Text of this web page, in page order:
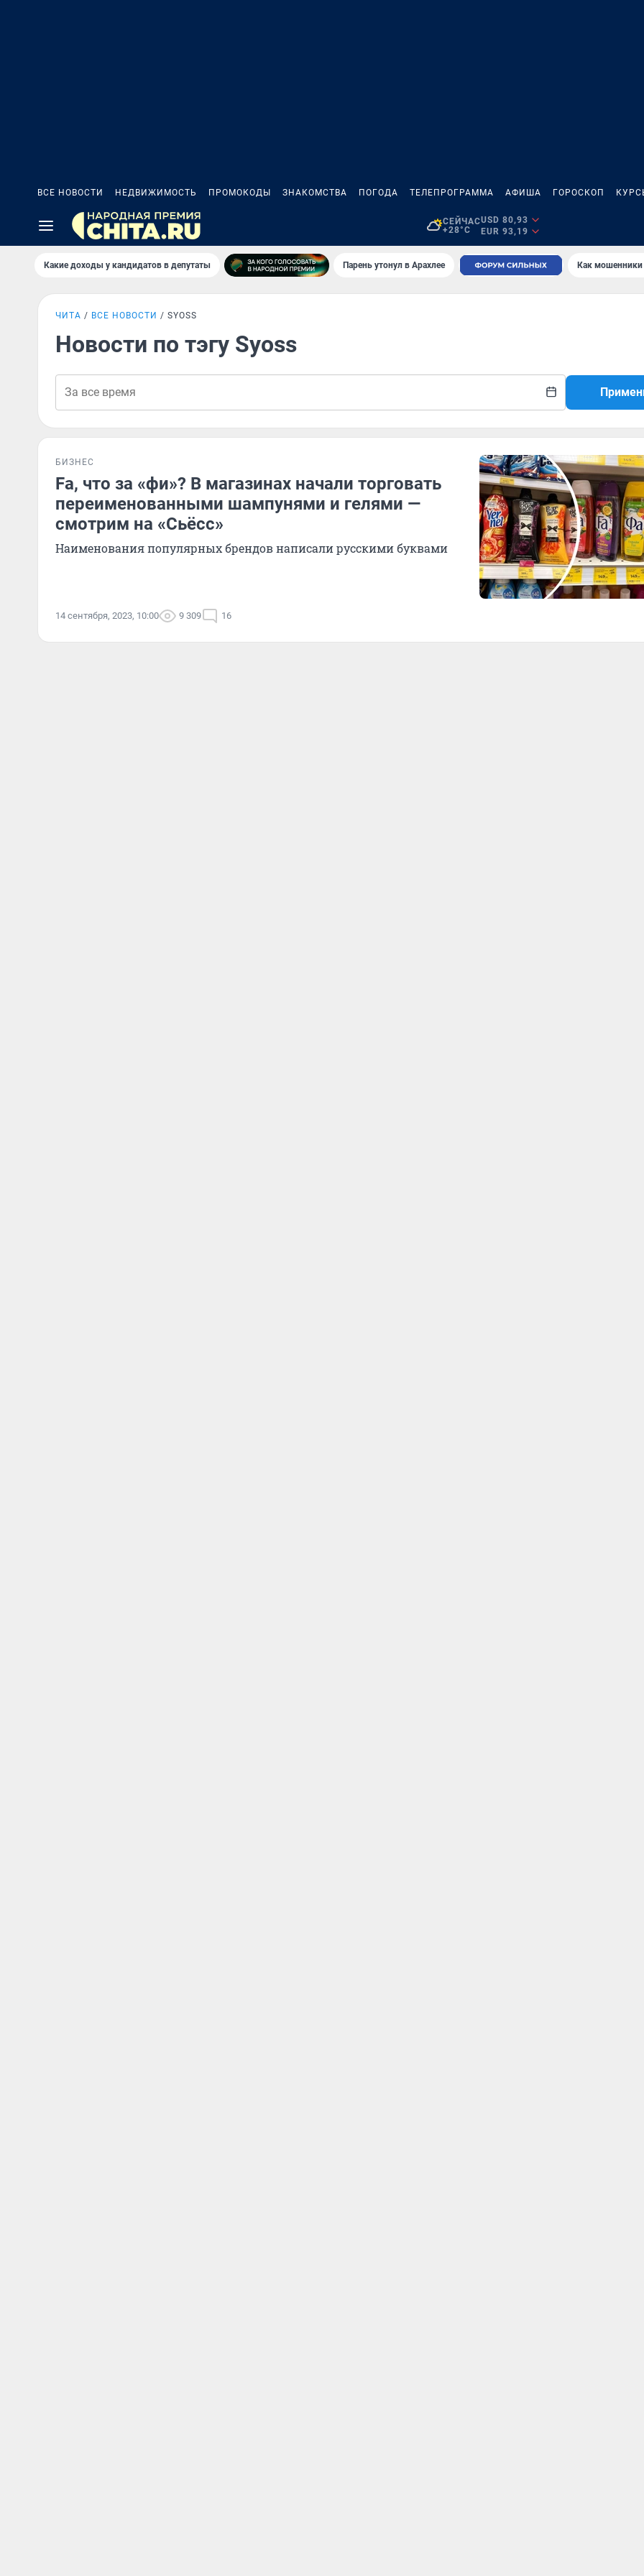
ВСЕ НОВОСТИ НЕДВИЖИМОСТЬ ПРОМОКОДЫ ЗНАКОМСТВА ПОГОДА ТЕЛЕПРОГРАММА АФИША ГОРОСКОП
СЕЙЧАС
+28°C
USD 80,93
EUR 93,19
Какие доходы у кандидатов в депутаты Парень утонул в Арахлее Как
ЧИТА ВСЕ НОВОСТИ SYOSS
Новости по тэгу Syoss
БИЗНЕС
Fа, что за «фи»? В магазинах начали торговать
переименованными шампунями и гелями —
смотрим на «Сьёсс»
Наименования популярных брендов написали русскими буквами
14 сентября, 2023, 10:00 9 309 16